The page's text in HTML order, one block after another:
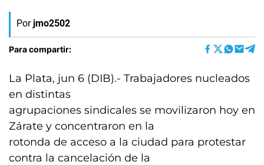
Por jmo2502
Para compartir:
La Plata, jun 6 (DIB).- Trabajadores nucleados
en distintas
agrupaciones sindicales se movilizaron hoy en
Zárate y concentraron en la
rotonda de acceso a la ciudad para protestar
contra la cancelación de la